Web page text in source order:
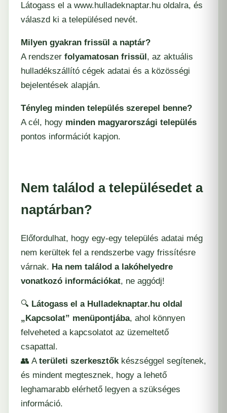
Látogass el a www.hulladeknaptar.hu oldalra, és
válaszd ki a településed nevét.
Milyen gyakran frissül a naptár?
A rendszer folyamatosan frissül , az aktuális
hulladékszállító cégek adatai és a közösségi
bejelentések alapján.
Tényleg minden település szerepel benne?
A cél, hogy minden magyarországi település
pontos információt kapjon.
Nem találod a településedet a
naptárban?
Előfordulhat, hogy egy-egy település adatai még
nem kerültek fel a rendszerbe vagy frissítésre
várnak. Ha nem találod a lakóhelyedre
vonatkozó információkat, ne aggódj!
🔍 Látogass el a Hulladeknaptar.hu oldal
„Kapcsolat” menüpontjába, ahol könnyen
felveheted a kapcsolatot az üzemeltető
csapattal.
👥 A területi szerkesztők készséggel segítenek,
és mindent megtesznek, hogy a lehető
leghamarabb elérhető legyen a szükséges
információ.